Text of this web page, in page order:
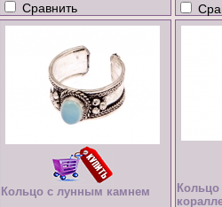
Сравнить
Кольцо с лунным камнем